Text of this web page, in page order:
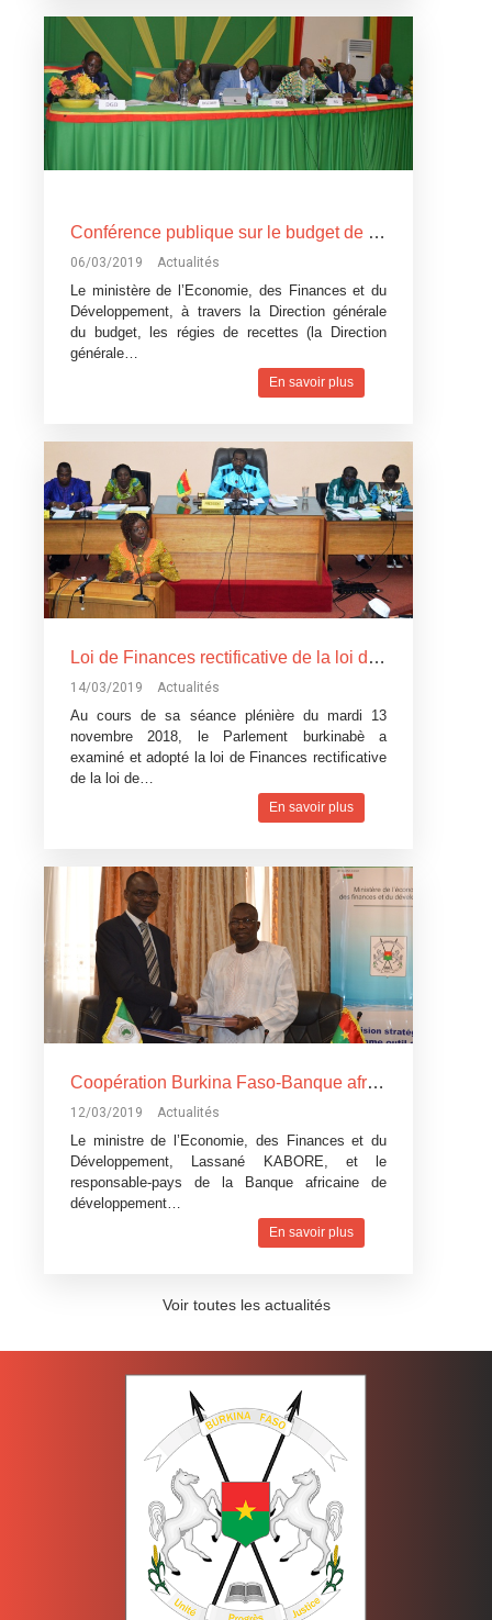
Conférence publique sur le budget de l’Etat, exercice 2019: Devoir de transparence vis-à-vis des citoyens burkinabè
06/03/2019 Actualités
Le ministère de l’Economie, des Finances et du
Développement, à travers la Direction générale
du budget, les régies de recettes (la Direction
générale…
En savoir plus
Loi de Finances rectificative de la loi de Finances pour l’exécution du budget 2018: Un réajustement pour tenir compte du contexte difficile
14/03/2019 Actualités
Au cours de sa séance plénière du mardi 13
novembre 2018, le Parlement burkinabè a
examiné et adopté la loi de Finances rectificative
de la loi de…
En savoir plus
Coopération Burkina Faso-Banque africaine de développement: La Banque africaine de développement accorde trois
12/03/2019 Actualités
Le ministre de l’Economie, des Finances et du
Développement, Lassané KABORE, et le
responsable-pays de la Banque africaine de
développement…
En savoir plus
Voir toutes les actualités